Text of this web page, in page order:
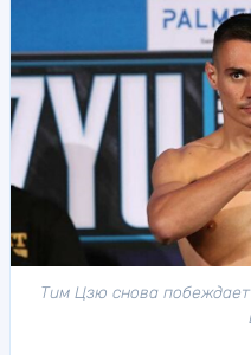
Тим Цзю снова